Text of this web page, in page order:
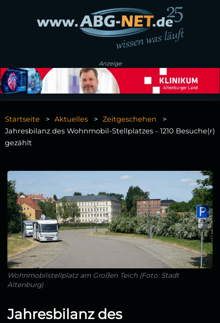
Anzeige
Startseite Aktuelles
Zeitgeschehen
Jahresbilanz des Wohnmobil-Stellplatzes - 1210 Besuche(r)
gezählt
Wohnmobilstellplatz am Großen Teich (Foto: Stadt
Altenburg)
Jahresbilanz des